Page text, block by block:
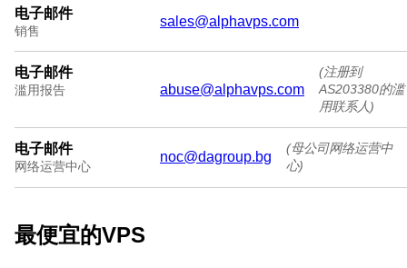
电子邮件
销售
sales@alphavps.com
电子邮件
滥用报告 abuse@alphavps.com
(注册到
AS203380的滥
用联系人)
电子邮件
网络运营中心
noc@dagroup.bg
(母公司网络运营中
心)
最便宜的VPS